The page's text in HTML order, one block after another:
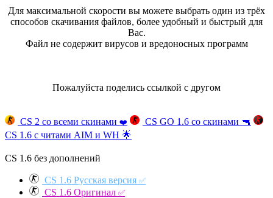
Для максимальной скорости вы можете выбрать один из трёх
способов скачивания файлов, более удобный и быстрый для
Вас.
Файл не содержит вирусов и вредоносных программ
Пожалуйста поделись ссылкой с другом
CS 2 со всеми скинами ❤️ CS GO 1.6 со скинами 🔫
CS 1.6 с читами AIM и WH 🌟
CS 1.6 без дополнений
CS 1.6 Русская версия ✅
CS 1.6 Оригинал ✅